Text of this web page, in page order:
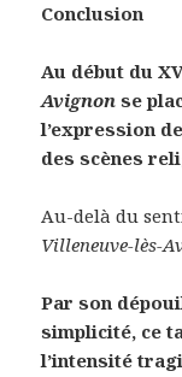
Conclusion
Au début du
Avignonse
l’expression
des scènes
Au-delà du
Villeneuve-lès-
Par son
simplicité, ce
l’intensité